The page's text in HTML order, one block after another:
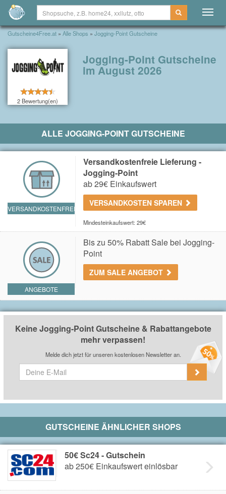
Gutscheine4Free.at » Alle Shops » Jogging-Point Gutscheine
2 Bewertung(en)
Jogging-Point Gutscheine
im August 2026
ALLE JOGGING-POINT GUTSCHEINE
VERSANDKOSTENFREI
Versandkostenfreie Lieferung -
Jogging-Point
ab 29€ Einkaufswert
VERSANDKOSTEN SPAREN
Mindesteinkaufswert: 29€
ANGEBOTE
Bis zu 50% Rabatt Sale bei Jogging-
Point
ZUM SALE ANGEBOT
Keine Jogging-Point Gutscheine & Rabattangebote
mehr verpassen!
Melde dich jetzt für unseren kostenlosen Newsletter an.
GUTSCHEINE ÄHNLICHER SHOPS
50€ Sc24 - Gutschein
ab 250€ Einkaufswert einlösbar